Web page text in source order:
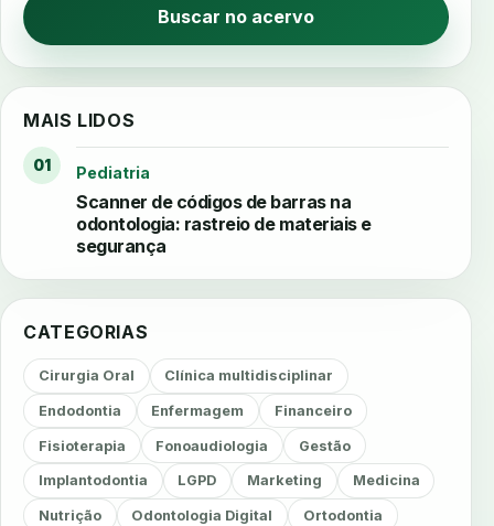
Buscar no acervo
MAIS LIDOS
01 Pediatria
Scanner de códigos de barras na
odontologia: rastreio de materiais e
segurança
CATEGORIAS
Cirurgia Oral Clínica multidisciplinar
Endodontia Enfermagem Financeiro
Fisioterapia Fonoaudiologia Gestão
Implantodontia LGPD Marketing Medicina
Nutrição Odontologia Digital Ortodontia